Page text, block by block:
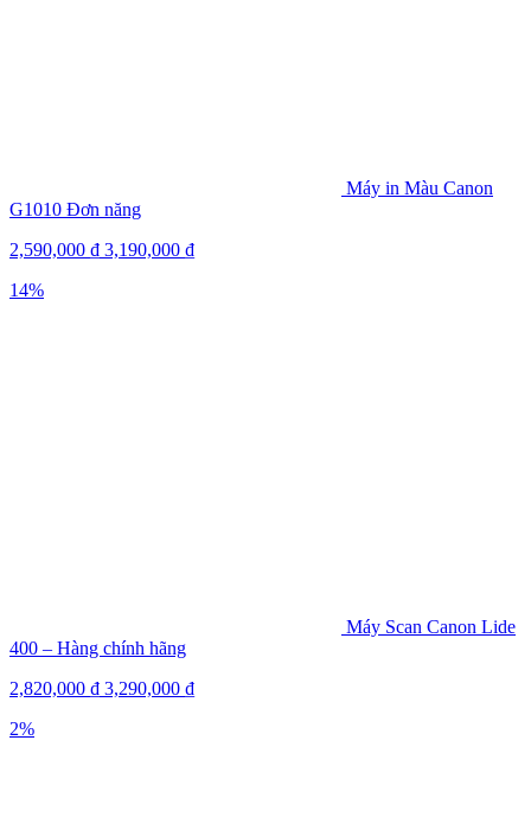
Máy in Màu Canon
G1010 Đơn năng
2,590,000 ₫ 3,190,000 ₫
14%
Máy Scan Canon Lide
400 – Hàng chính hãng
2,820,000 ₫ 3,290,000 ₫
2%